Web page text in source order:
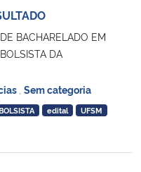
BACHARELADO EM
DA
Sem categoria
edital UFSM